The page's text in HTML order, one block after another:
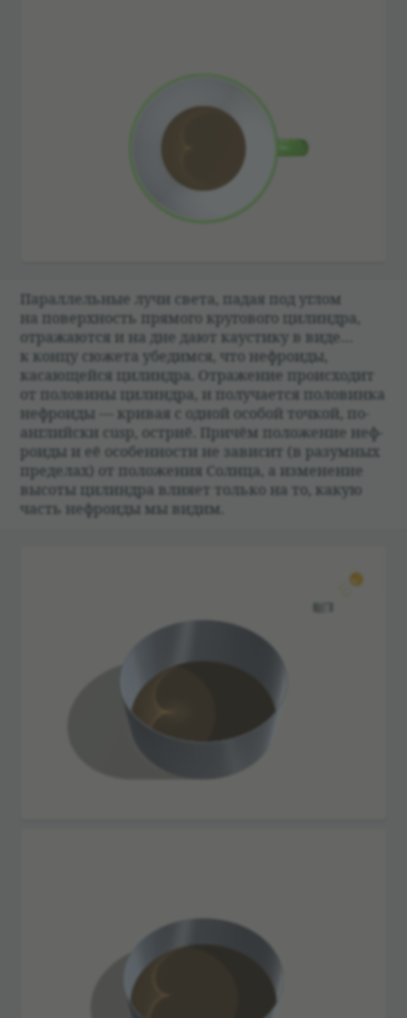
Парал­лель­ные лучи света, падая под углом
на поверх­ность прямого круго­вого цилин­дра,
отражаются и на дне дают кау­стику в виде…
к концу сюжета убе­димся, что неф­ро­иды,
касающейся цилин­дра. Отраже­ние про­ис­хо­дит
от поло­вины цилин­дра, и полу­ча­ется поло­винка
неф­ро­иды — кри­вая с одной осо­бой точ­кой, по-
английски cusp, остриё. При­чём положе­ние неф­
ро­иды и её осо­бен­но­сти не зави­сит (в разум­ных
пре­де­лах) от положе­ния Солнца, а изме­не­ние
высоты цилин­дра вли­яет только на то, какую
часть неф­ро­иды мы видим.